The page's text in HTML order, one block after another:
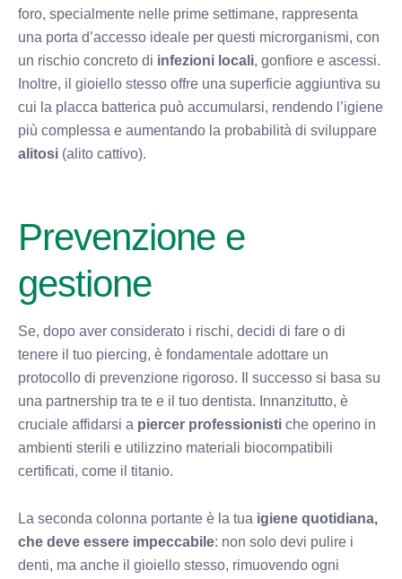
foro, specialmente nelle prime settimane, rappresenta
una porta d’accesso ideale per questi microrganismi, con
un rischio concreto di infezioni locali, gonfiore e ascessi.
Inoltre, il gioiello stesso offre una superficie aggiuntiva su
cui la placca batterica può accumularsi, rendendo l’igiene
più complessa e aumentando la probabilità di sviluppare
alitosi (alito cattivo).
Prevenzione e
gestione
Se, dopo aver considerato i rischi, decidi di fare o di
tenere il tuo piercing, è fondamentale adottare un
protocollo di prevenzione rigoroso. Il successo si basa su
una partnership tra te e il tuo dentista. Innanzitutto, è
cruciale affidarsi a piercer professionisti che operino in
ambienti sterili e utilizzino materiali biocompatibili
certificati, come il titanio.
La seconda colonna portante è la tua igiene quotidiana,
che deve essere impeccabile: non solo devi pulire i
denti, ma anche il gioiello stesso, rimuovendo ogni